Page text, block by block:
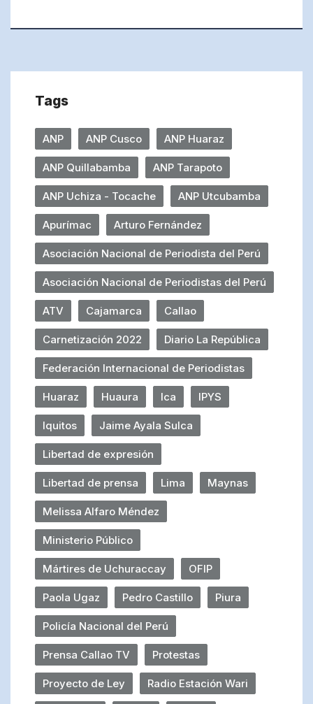
Tags
ANP ANP Cusco ANP Huaraz
ANP Quillabamba ANP Tarapoto
ANP Uchiza - Tocache ANP Utcubamba
Apurímac Arturo Fernández
Asociación Nacional de Periodista del Perú
Asociación Nacional de Periodistas del Perú
ATV Cajamarca Callao
Carnetización 2022 Diario La República
Federación Internacional de Periodistas
Huaraz Huaura Ica IPYS
Iquitos Jaime Ayala Sulca
Libertad de expresión
Libertad de prensa Lima Maynas
Melissa Alfaro Méndez
Ministerio Público
Mártires de Uchuraccay OFIP
Paola Ugaz Pedro Castillo Piura
Policía Nacional del Perú
Prensa Callao TV Protestas
Proyecto de Ley Radio Estación Wari